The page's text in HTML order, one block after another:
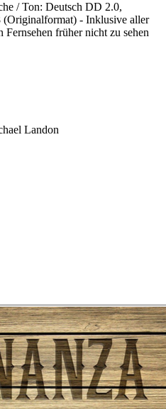
/ Ton: Deutsch DD 2.0,
- Inklusive aller
Fernsehen früher nicht zu sehen
Landon